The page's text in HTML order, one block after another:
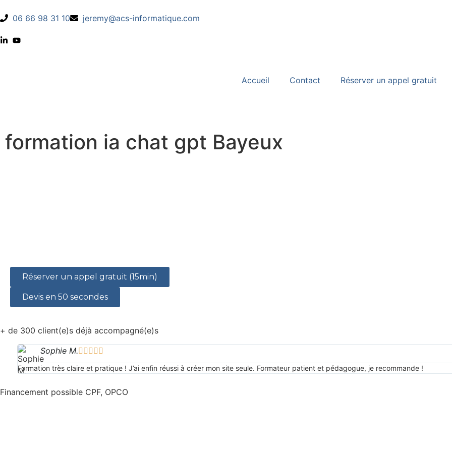
06 66 98 31 10 jeremy@acs-informatique.com
Accueil Contact Réserver un appel gratuit
formation ia chat gpt Bayeux
Réserver un appel gratuit (15min)
Devis en 50 secondes
+ de 300 client(e)s déjà accompagné(e)s
Sophie M.    
Formation très claire et pratique ! J’ai enfin réussi à créer mon site seule. Formateur patient et pédagogue, je recommande !
Financement possible CPF, OPCO